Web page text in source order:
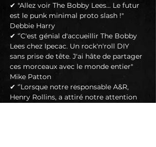
✔ "Allez voir The Bobby Lees... Le futur
est le punk minimal proto slash !"
Debbie Harry
✔ ‘’C'est génial d'accueillir The Bobby
Lees chez Ipecac. Un rock'n'roll DIY
sans prise de tête. J'ai hâte de partager
ces morceaux avec le monde entier"
Mike Patton
✔ ‘’Lorsque notre responsable A&R,
Henry Rollins, a attiré notre attention